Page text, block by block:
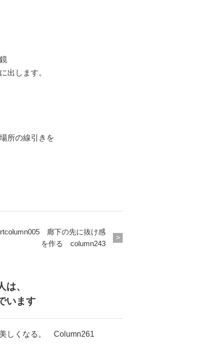
出します。
所の線引きを
廊下の先に抜け感
を作る column243
、
います
しくなる。 Column261